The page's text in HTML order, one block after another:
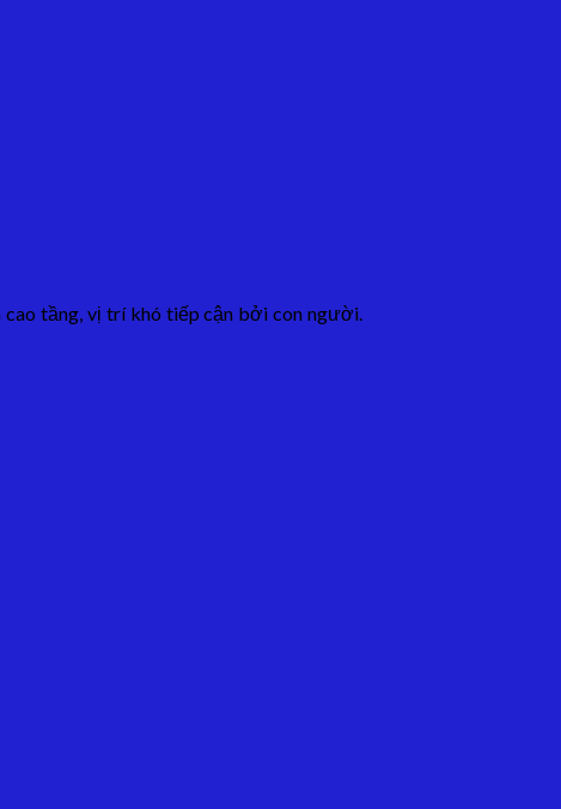
cao tầng, vị trí khó tiếp cận bởi con người.